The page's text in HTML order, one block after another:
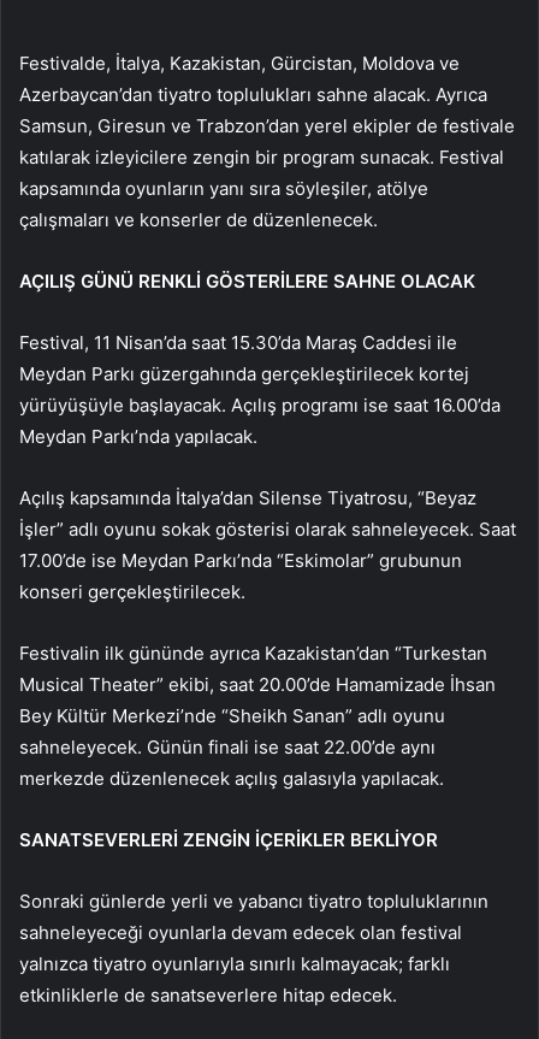
Festivalde, İtalya, Kazakistan, Gürcistan, Moldova ve
Azerbaycan’dan tiyatro toplulukları sahne alacak. Ayrıca
Samsun, Giresun ve Trabzon’dan yerel ekipler de festivale
katılarak izleyicilere zengin bir program sunacak. Festival
kapsamında oyunların yanı sıra söyleşiler, atölye
çalışmaları ve konserler de düzenlenecek.
AÇILIŞ GÜNÜ RENKLİ GÖSTERİLERE SAHNE OLACAK
Festival, 11 Nisan’da saat 15.30’da Maraş Caddesi ile
Meydan Parkı güzergahında gerçekleştirilecek kortej
yürüyüşüyle başlayacak. Açılış programı ise saat 16.00’da
Meydan Parkı’nda yapılacak.
Açılış kapsamında İtalya’dan Silense Tiyatrosu, “Beyaz
İşler” adlı oyunu sokak gösterisi olarak sahneleyecek. Saat
17.00’de ise Meydan Parkı’nda “Eskimolar” grubunun
konseri gerçekleştirilecek.
Festivalin ilk gününde ayrıca Kazakistan’dan “Turkestan
Musical Theater” ekibi, saat 20.00’de Hamamizade İhsan
Bey Kültür Merkezi’nde “Sheikh Sanan” adlı oyunu
sahneleyecek. Günün finali ise saat 22.00’de aynı
merkezde düzenlenecek açılış galasıyla yapılacak.
SANATSEVERLERİ ZENGİN İÇERİKLER BEKLİYOR
Sonraki günlerde yerli ve yabancı tiyatro topluluklarının
sahneleyeceği oyunlarla devam edecek olan festival
yalnızca tiyatro oyunlarıyla sınırlı kalmayacak; farklı
etkinliklerle de sanatseverlere hitap edecek.